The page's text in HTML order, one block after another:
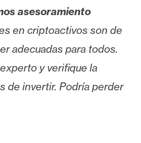
asesoramiento
en criptoactivos son de
adecuadas para todos.
y verifique la
de invertir. Podría perder